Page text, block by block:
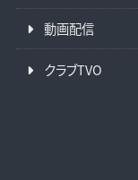
動画配信
クラブTVO